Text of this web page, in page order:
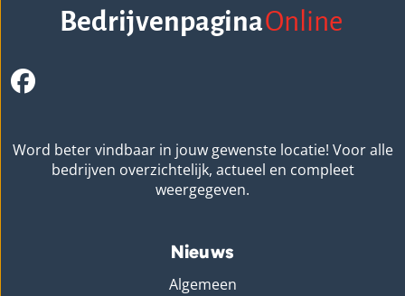
BedrijvenpaginaOnline
Word beter vindbaar in jouw gewenste locatie! Voor alle
bedrijven overzichtelijk, actueel en compleet
weergegeven.
Nieuws
Algemeen